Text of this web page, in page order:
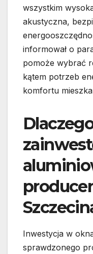
wszystkim
akustyczna,
informował o
pomoże wybrać
kątem potrzeb
komfortu
Inwestycja w
sprawdzonego